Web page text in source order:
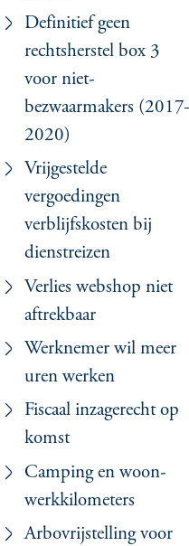
Definitief geen
rechtsherstel box 3
voor niet-
bezwaarmakers
2020)
Vrijgestelde
vergoedingen
verblijfskosten bij
dienstreizen
Verlies webshop niet
aftrekbaar
Werknemer wil meer
uren werken
Fiscaal inzagerecht op
komst
Camping en woon-
werkkilometers
Arbovrijstelling voor